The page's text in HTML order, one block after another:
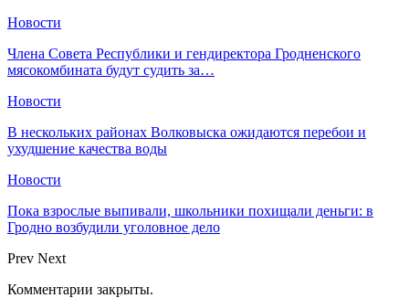
Новости
Члена Совета Республики и гендиректора Гродненского
мясокомбината будут судить за…
Новости
В нескольких районах Волковыска ожидаются перебои и
ухудшение качества воды
Новости
Пока взрослые выпивали, школьники похищали деньги: в
Гродно возбудили уголовное дело
Prev Next
Комментарии закрыты.